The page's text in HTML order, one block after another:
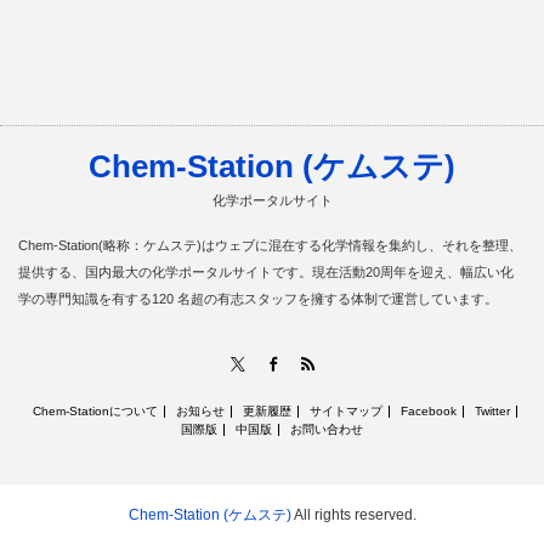
Chem-Station (ケムステ)
化学ポータルサイト
Chem-Station(略称：ケムステ)はウェブに混在する化学情報を集約し、それを整理、
提供する、国内最大の化学ポータルサイトです。現在活動20周年を迎え、幅広い化
学の専門知識を有する120 名超の有志スタッフを擁する体制で運営しています。
Facebook
Chem-Stationについて お知らせ 更新履歴 サイトマップ Facebook
Twitter
国際版
中国版 お問い合わせ
Chem-Station (ケムステ)All rights reserved.